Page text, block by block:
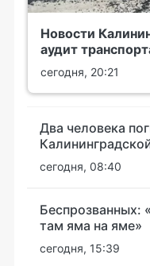
Новости
аудит
сегодня, 20:21
Два человека
сегодня, 08:40
Беспрозванных:
там яма на яме»
сегодня, 15:39